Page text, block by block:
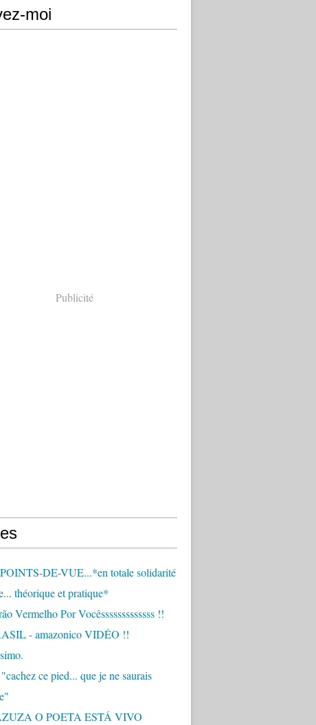
moi
Publicité
DE-VUE...*en totale solidarité
théorique et pratique*
Vermelho Por Vocêsssssssssssss !!
- amazonico VIDÉO !!
ce pied... que je ne saurais
O POETA ESTÁ VIVO